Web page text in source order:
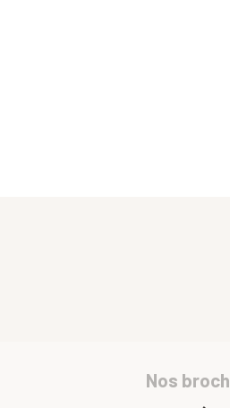
Nos